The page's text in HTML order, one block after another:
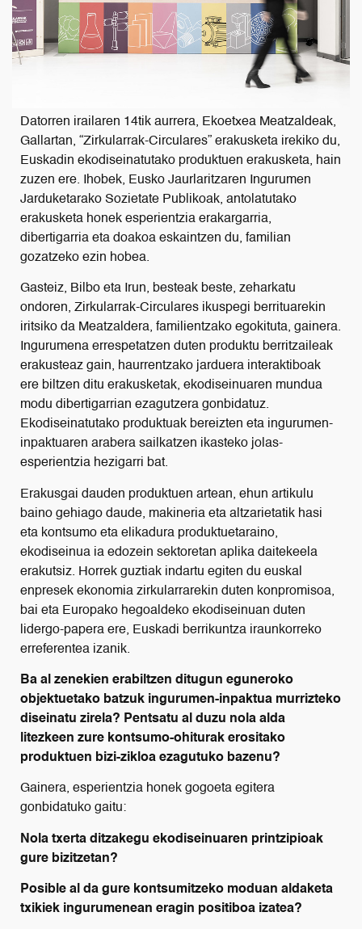
Datorren irailaren 14tik aurrera, Ekoetxea Meatzaldeak,
Gallartan, “Zirkularrak-Circulares” erakusketa irekiko du,
Euskadin ekodiseinatutako produktuen erakusketa, hain
zuzen ere. Ihobek, Eusko Jaurlaritzaren Ingurumen
Jarduketarako Sozietate Publikoak, antolatutako
erakusketa honek esperientzia erakargarria,
dibertigarria eta doakoa eskaintzen du, familian
gozatzeko ezin hobea.
Gasteiz, Bilbo eta Irun, besteak beste, zeharkatu
ondoren, Zirkularrak-Circulares ikuspegi berrituarekin
iritsiko da Meatzaldera, familientzako egokituta, gainera.
Ingurumena errespetatzen duten produktu berritzaileak
erakusteaz gain, haurrentzako jarduera interaktiboak
ere biltzen ditu erakusketak, ekodiseinuaren mundua
modu dibertigarrian ezagutzera gonbidatuz.
Ekodiseinatutako produktuak bereizten eta ingurumen-
inpaktuaren arabera sailkatzen ikasteko jolas-
esperientzia hezigarri bat.
Erakusgai dauden produktuen artean, ehun artikulu
baino gehiago daude, makineria eta altzarietatik hasi
eta kontsumo eta elikadura produktuetaraino,
ekodiseinua ia edozein sektoretan aplika daitekeela
erakutsiz. Horrek guztiak indartu egiten du euskal
enpresek ekonomia zirkularrarekin duten konpromisoa,
bai eta Europako hegoaldeko ekodiseinuan duten
lidergo-papera ere, Euskadi berrikuntza iraunkorreko
erreferentea izanik.
Ba al zenekien erabiltzen ditugun eguneroko
objektuetako batzuk ingurumen-inpaktua murrizteko
diseinatu zirela? Pentsatu al duzu nola alda
litezkeen zure kontsumo-ohiturak erositako
produktuen bizi-zikloa ezagutuko bazenu?
Gainera, esperientzia honek gogoeta egitera
gonbidatuko gaitu:
Nola txerta ditzakegu ekodiseinuaren printzipioak
gure bizitzetan?
Posible al da gure kontsumitzeko moduan aldaketa
txikiek ingurumenean eragin positiboa izatea?